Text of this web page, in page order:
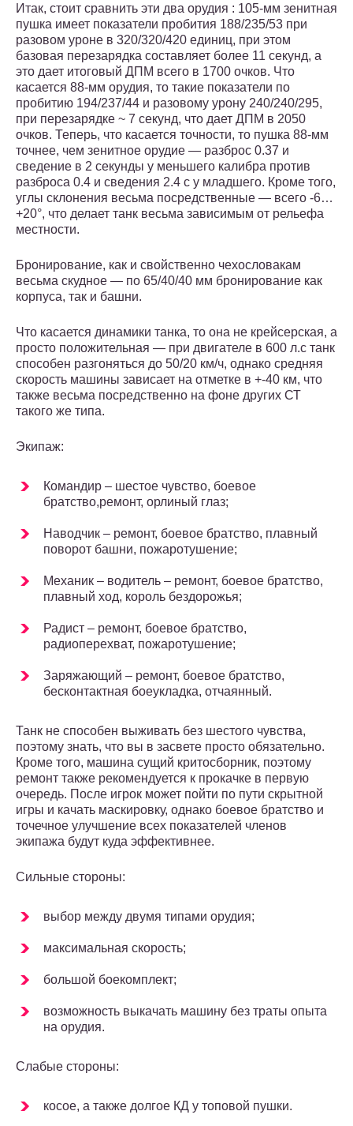
Итак, стоит сравнить эти два орудия : 105-мм зенитная
пушка имеет показатели пробития 188/235/53 при
разовом уроне в 320/320/420 единиц, при этом
базовая перезарядка составляет более 11 секунд, а
это дает итоговый ДПМ всего в 1700 очков. Что
касается 88-мм орудия, то такие показатели по
пробитию 194/237/44 и разовому урону 240/240/295,
при перезарядке ~ 7 секунд, что дает ДПМ в 2050
очков. Теперь, что касается точности, то пушка 88-мм
точнее, чем зенитное орудие — разброс 0.37 и
сведение в 2 секунды у меньшего калибра против
разброса 0.4 и сведения 2.4 с у младшего. Кроме того,
углы склонения весьма посредственные — всего -6…
+20°, что делает танк весьма зависимым от рельефа
местности.
Бронирование, как и свойственно чехословакам
весьма скудное — по 65/40/40 мм бронирование как
корпуса, так и башни.
Что касается динамики танка, то она не крейсерская, а
просто положительная — при двигателе в 600 л.с танк
способен разгоняться до 50/20 км/ч, однако средняя
скорость машины зависает на отметке в +-40 км, что
также весьма посредственно на фоне других СТ
такого же типа.
Экипаж:
Командир – шестое чувство, боевое
братство,ремонт, орлиный глаз;
Наводчик – ремонт, боевое братство, плавный
поворот башни, пожаротушение;
Механик – водитель – ремонт, боевое братство,
плавный ход, король бездорожья;
Радист – ремонт, боевое братство,
радиоперехват, пожаротушение;
Заряжающий – ремонт, боевое братство,
бесконтактная боеукладка, отчаянный.
Танк не способен выживать без шестого чувства,
поэтому знать, что вы в засвете просто обязательно.
Кроме того, машина сущий критосборник, поэтому
ремонт также рекомендуется к прокачке в первую
очередь. После игрок может пойти по пути скрытной
игры и качать маскировку, однако боевое братство и
точечное улучшение всех показателей членов
экипажа будут куда эффективнее.
Сильные стороны:
выбор между двумя типами орудия;
максимальная скорость;
большой боекомплект;
возможность выкачать машину без траты опыта
на орудия.
Слабые стороны:
косое, а также долгое КД у топовой пушки.